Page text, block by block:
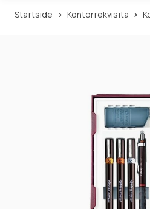
Startside Kontorrekvisita